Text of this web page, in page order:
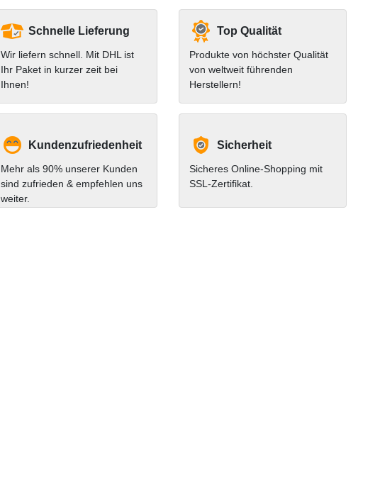
Schnelle Lieferung
Wir liefern schnell. Mit DHL ist
Ihr Paket in kurzer zeit bei
Ihnen!
Top Qualität
Produkte von höchster Qualität
von weltweit führenden
Herstellern!
Kundenzufriedenheit
Mehr als 90% unserer Kunden
sind zufrieden & empfehlen uns
weiter.
Sicherheit
Sicheres Online-Shopping mit
SSL-Zertifikat.